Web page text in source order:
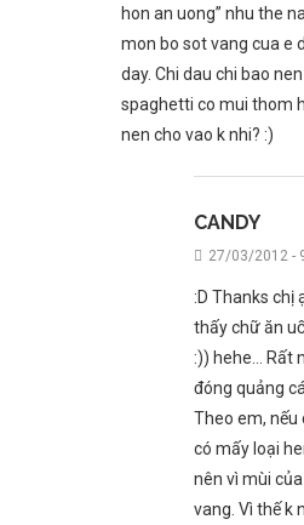
hon an uong” nhu the
mon bo sot vang cua e
day. Chi dau chi bao
spaghetti co mui thom
nen cho vao k nhi? :)
CANDY
27/03/2012 -
:D Thanks chị
thấy chữ ăn
:)) hehe… Rất
đóng quảng
Theo em,
có mấy loại
nên vì mùi
vang. Vì thế k